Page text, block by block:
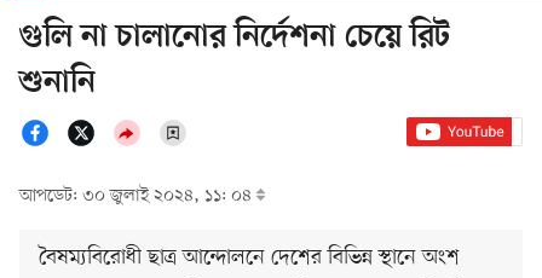
গুলি না চালানোর নির্দেশনা চেয়ে রিট
শুনানি
আপডেট: ৩০ জুলাই ২০২৪, ১১: ০৪
বৈষম্যবিরোধী ছাত্র আন্দোলনে দেশের বিভিন্ন স্থানে অংশ